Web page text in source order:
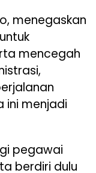
menegaskan
mencegah
ini menjadi
pegawai
berdiri dulu